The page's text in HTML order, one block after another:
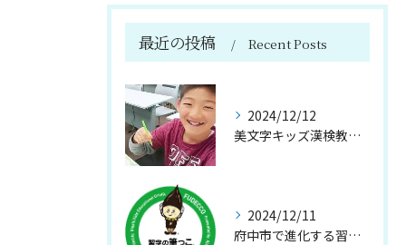
最近の投稿 Recent Posts
2024/12/12
美文字キッズ漢検教室で始める！府中市で学ぶ正しいえんぴつの持ち方と書き方
2024/12/11
府中市で進化する習い事！Clover Hillで始める未来の書道